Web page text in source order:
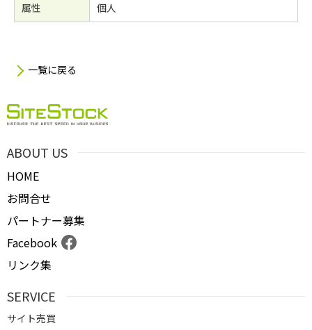
属性
個人
一覧に戻る
ABOUT US
HOME
お問合せ
パートナー募集
Facebook
リンク集
SERVICE
サイト売買